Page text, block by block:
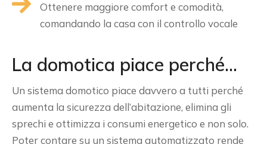
Ottenere maggiore comfort e comodità,
comandando la casa con il controllo vocale
La domotica piace perché…
Un sistema domotico piace davvero a tutti perché
aumenta la sicurezza dell’abitazione, elimina gli
sprechi e ottimizza i consumi energetico e non solo.
Poter contare su un sistema automatizzato rende